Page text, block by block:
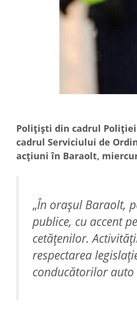
Polițiști din cadrul
cadrul Serviciului de
acțiuni în Baraolt,
„În orașul Baraolt,
publice, cu accent
cetățenilor.
respectarea
conducătorilor auto